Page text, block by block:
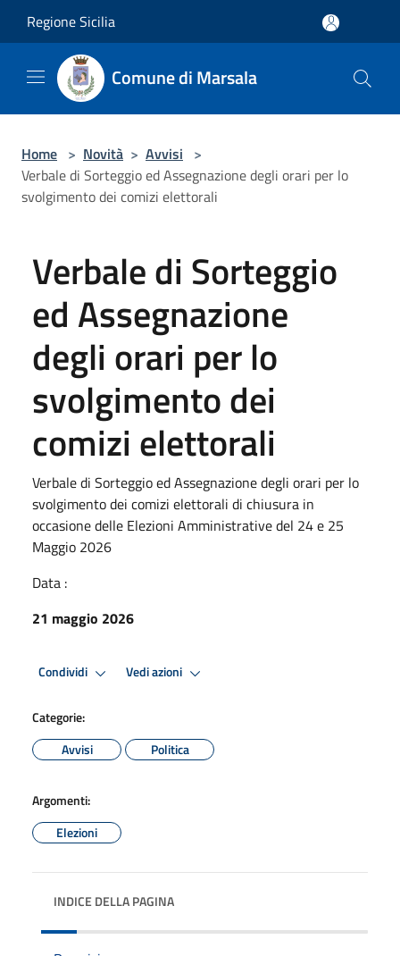
Regione Sicilia
Comune di Marsala
Home > Novità > Avvisi >
Verbale di Sorteggio ed Assegnazione degli orari per lo
svolgimento dei comizi elettorali
Verbale di Sorteggio
ed Assegnazione
degli orari per lo
svolgimento dei
comizi elettorali
Verbale di Sorteggio ed Assegnazione degli orari per lo
svolgimento dei comizi elettorali di chiusura in
occasione delle Elezioni Amministrative del 24 e 25
Maggio 2026
Data :
21 maggio 2026
Condividi Vedi azioni
Categorie:
Avvisi
Politica
Argomenti:
Elezioni
INDICE DELLA PAGINA